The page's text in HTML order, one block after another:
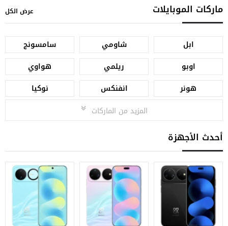
ماركات الموبايلات عرض الكل
ابل شاومي
سامسونج
اوبو
ريلمي
هواوي
هونر
انفنكس
نوكيا
المزيد من الماركات
أحدث الأجهزة